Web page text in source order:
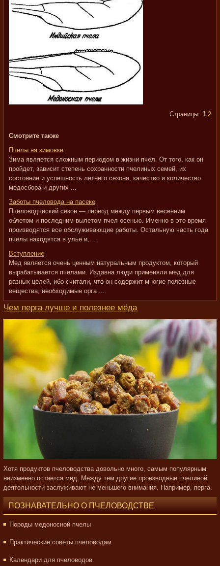
Страницы: 1 2
Смотрите также
Пчелы на зимовке
Зима является сложным периодом в жизни пчел. От того, как он
пройдет, зависит степень сохранности пчелиных семей, их
состояние и успешность летнего сезона, качество и количество
медосбора и других ...
Заботы пчеловода на пасеке
Пчеловодческий сезон — период между первым весенним
облетом и последним вылетом пчел осенью. Именно в это время
производятся все обслуживающие работы. Остальную часть года
пчелы находятся в улье и, ...
Вступление
Мед является очень ценным натуральным продуктом, который
вырабатывается пчелами. Издавна люди применяли мед для
разных целей, ибо считали, что он содержит многие полезные
вещества, необходимые орга ...
Чем перга лучше и полезнее мёда
Хотя продуктов пчеловодства довольно много, самым популярным
неизменно остается мед. Между тем другие производные пчелиной
деятельности заслуживают не меньшего внимания. Например, перга.
ПОЗНАВАТЕЛЬНО О ПЧЕЛОВОДСТВЕ
Породы медоносной пчелы
Практические советы пчеловодам
Календари для пчеловодов